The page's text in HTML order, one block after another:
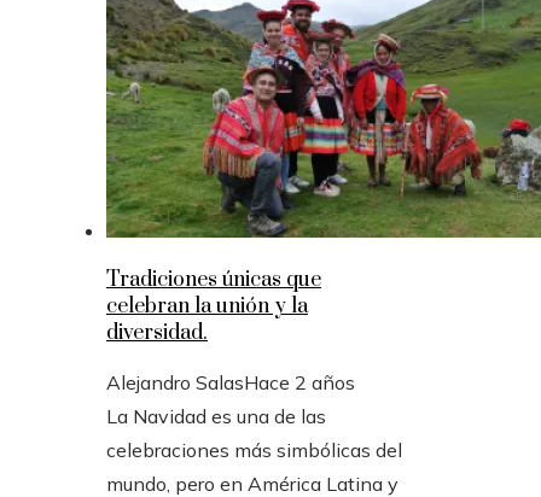
Tradiciones únicas que
celebran la unión y la
diversidad.
Alejandro SalasHace 2 años
La Navidad es una de las
celebraciones más simbólicas del
mundo, pero en América Latina y